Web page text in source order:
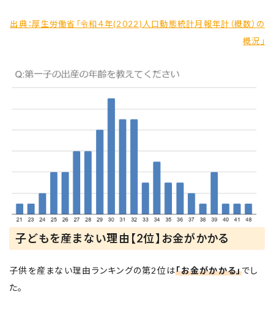
出典：厚生労働省「令和４年(2022)人口動態統計月報年計（概数）の
概況」
子どもを産まない理由【2位】お金がかかる
子供を産まない理由ランキングの第2位は「お金がかかる」でし
た。